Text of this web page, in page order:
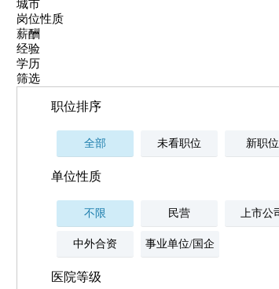
城市
岗位性质
薪酬
经验
学历
筛选
职位排序
全部 未看职位 新职位
单位性质
不限 民营 上市公
中外合资 事业单位/国企
医院等级